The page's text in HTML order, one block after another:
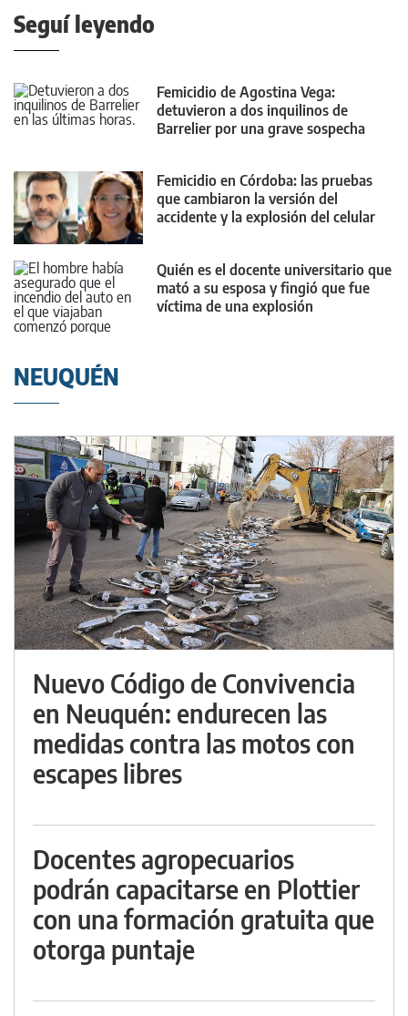
Seguí leyendo
Femicidio de Agostina Vega:
detuvieron a dos inquilinos de
Barrelier por una grave sospecha
Femicidio en Córdoba: las pruebas
que cambiaron la versión del
accidente y la explosión del celular
Quién es el docente universitario que
mató a su esposa y fingió que fue
víctima de una explosión
NEUQUÉN
Nuevo Código de Convivencia
en Neuquén: endurecen las
medidas contra las motos con
escapes libres
Docentes agropecuarios
podrán capacitarse en Plottier
con una formación gratuita que
otorga puntaje